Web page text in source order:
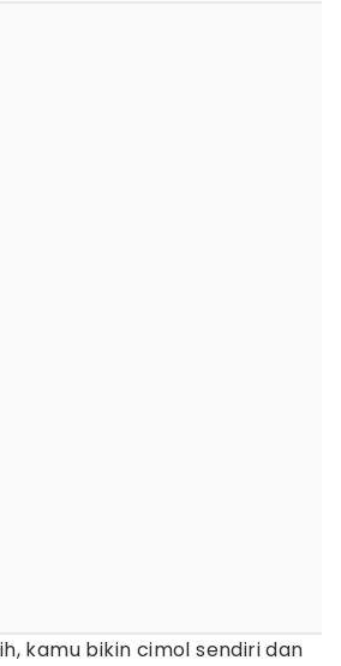
kamu bikin cimol sendiri dan